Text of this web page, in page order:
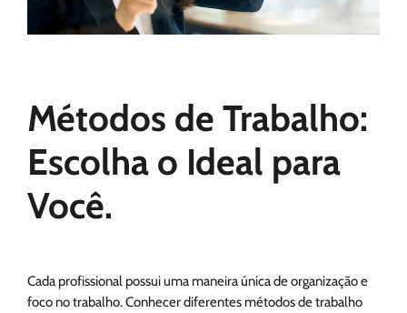
Métodos de Trabalho:
Escolha o Ideal para
Você.
Cada profissional possui uma maneira única de organização e
foco no trabalho. Conhecer diferentes métodos de trabalho